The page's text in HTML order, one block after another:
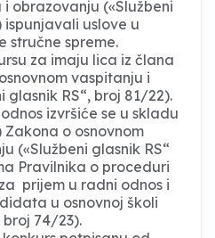
obrazovanju («Službeni
ispunjavali uslove u
stručne spreme.
za imaju lica iz člana
vaspitanju i
glasnik RS“, broj 81/22).
izvršiće se u skladu
Zakona o osnovnom
(«Službeni glasnik RS“
Pravilnika o proceduri
prijem u radni odnos i
u osnovnoj školi
broj 74/23).